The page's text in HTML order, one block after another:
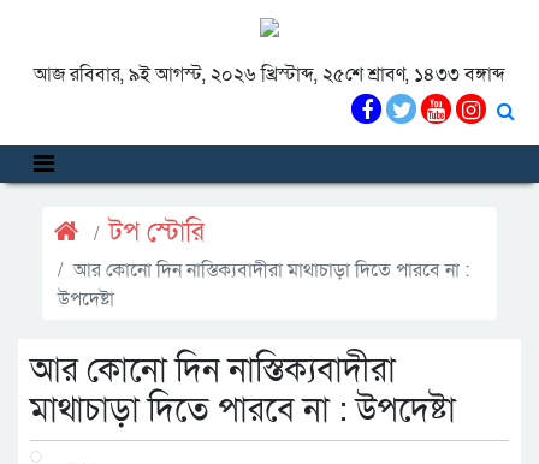
আজ রবিবার, ৯ই আগস্ট, ২০২৬ খ্রিস্টাব্দ, ২৫শে শ্রাবণ, ১৪৩৩ বঙ্গাব্দ
টপ স্টোরি
আর কোনো দিন নাস্তিক্যবাদীরা মাথাচাড়া দিতে পারবে না :
উপদেষ্টা
আর কোনো দিন নাস্তিক্যবাদীরা
মাথাচাড়া দিতে পারবে না : উপদেষ্টা